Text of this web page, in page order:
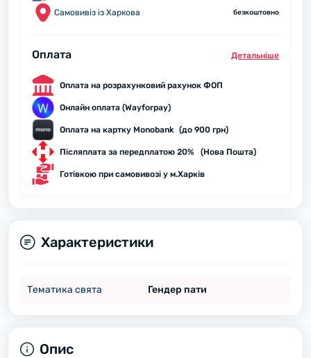
Самовивіз із Харкова безкоштовно
Оплата Детальнiше
Оплата на розрахунковий рахунок ФОП
Онлайн оплата (Wayforpay)
Оплата на картку Monobank (до 900 грн)
Післяплата за передплатою 20% (Нова Пошта)
Готівкою при самовивозі у м.Харків
Характеристики
Тематика свята Гендер пати
Опис